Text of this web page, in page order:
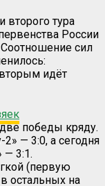
второго тура
России
сил
идёт
победы кряду.
2» — 3:0, а сегодня
— 3:1.
(первую
остальных на